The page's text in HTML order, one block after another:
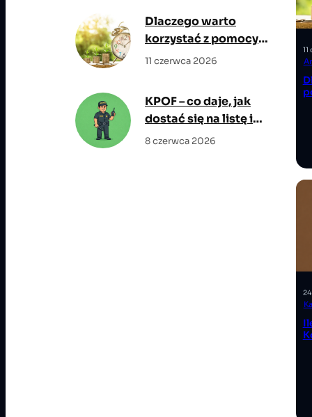
Dlaczego warto
korzystać z pomocy
eksperta
11 czerwca 2026
KPOF – co daje, jak
dostać się na listę i
jakie są wymagania?
8 czerwca 2026